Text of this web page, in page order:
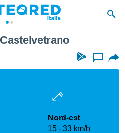
...
Nord-est
15
33 km/h